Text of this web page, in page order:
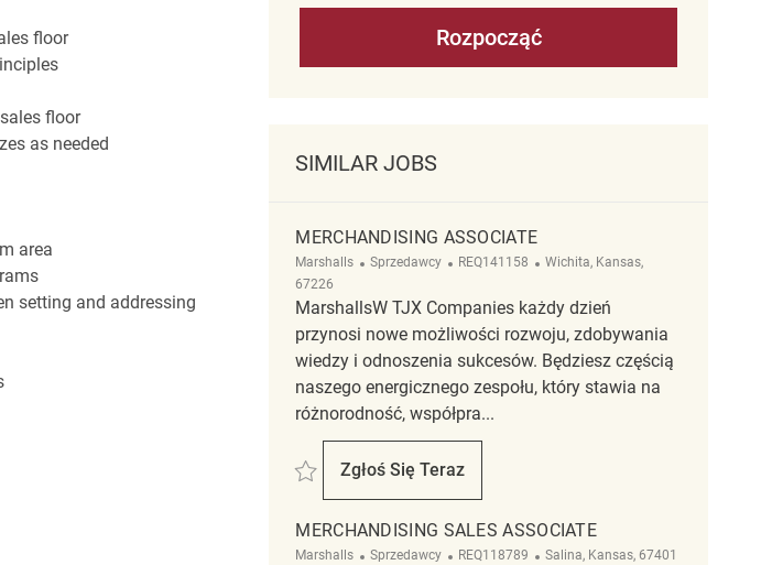
floor
floor
as needed
area
setting and addressing
Rozpocząć
SIMILAR JOBS
MERCHANDISING ASSOCIATE
Marshalls Kategoria
Sprzedawcy ReqId
REQ141158 Lokalizacja
Wichita, Kansas,
67226
MarshallsW TJX Companies każdy dzień
przynosi nowe możliwości rozwoju, zdobywania
wiedzy i odnoszenia sukcesów. Będziesz częścią
naszego energicznego zespołu, który stawia na
różnorodność, współpra...
Zapisać Merchandising Associate REQ141158
Zgłoś Się Teraz
Merchandising Associate
MERCHANDISING SALES ASSOCIATE
Marshalls Kategoria
Sprzedawcy ReqId
REQ118789 Lokalizacja
Salina, Kansas, 67401